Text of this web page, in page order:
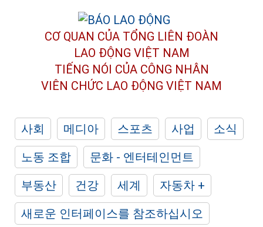
CƠ QUAN CỦA TỔNG LIÊN ĐOÀN
LAO ĐỘNG VIỆT NAM
TIẾNG NÓI CỦA CÔNG NHÂN
VIÊN CHỨC LAO ĐỘNG VIỆT NAM
사회 메디아 스포츠 사업
소식
노동 조합
문화 - 엔터테인먼트
부동산
건강 세계
자동차 +
새로운 인터페이스를 참조하십시오